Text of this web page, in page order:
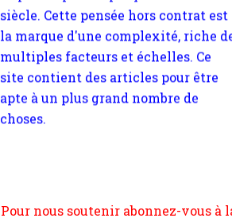
apte à un plus grand nombre de
choses.
et si vous le pouvez faîtes des liens